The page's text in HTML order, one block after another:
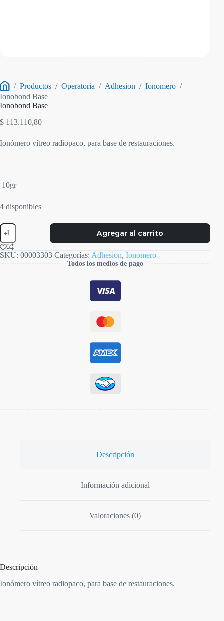
Inicio
/ Productos / Operatoria / Adhesion / Ionomero /
Ionobond Base
Ionobond Base
$ 113.110,80
Ionómero vítreo radiopaco, para base de restauraciones.
10gr
4 disponibles
Ionobond
Base
cantidad
Agregar al carrito
SKU: 00003303 Categorías: Adhesion, Ionomero
Todos los medios de pago
Descripción
Información adicional
Valoraciones (0)
Descripción
Ionómero vítreo radiopaco, para base de restauraciones.